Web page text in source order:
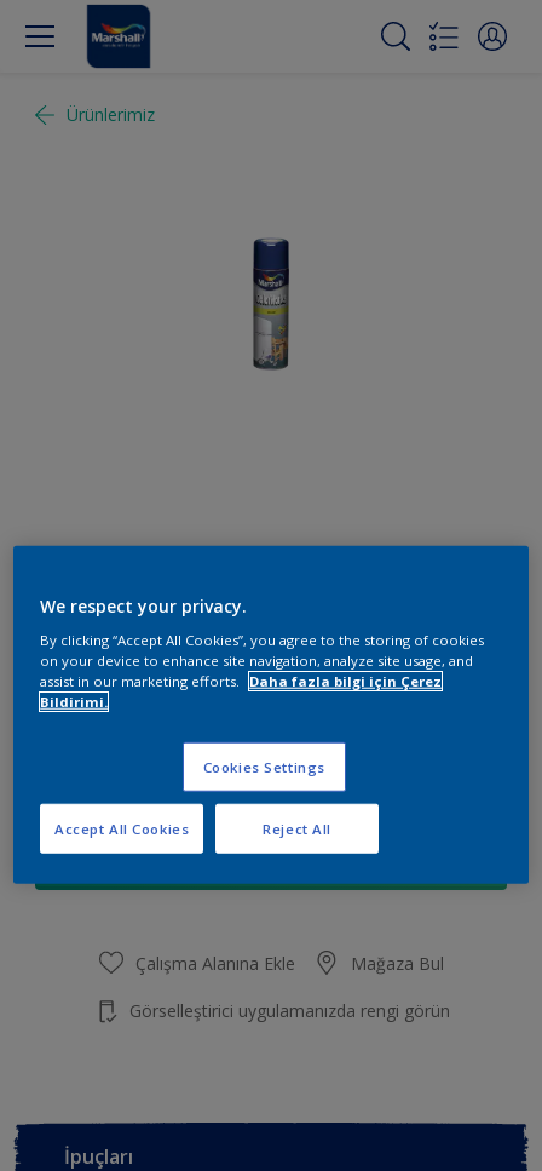
Ürünlerimiz
400 ML
Sepete Ekle
Çalışma Alanına Ekle Mağaza Bul
Görselleştirici uygulamanızda rengi görün
İpuçları
We respect your privacy.
By clicking “Accept All Cookies”, you agree to the storing of cookies
on your device to enhance site navigation, analyze site usage, and
assist in our marketing efforts.
Daha fazla bilgi için Çerez
Bildirimi.
Cookies Settings
Reject All
Accept All Cookies